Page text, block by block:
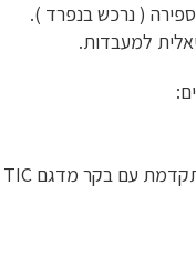
( נרכש בנפרד ).